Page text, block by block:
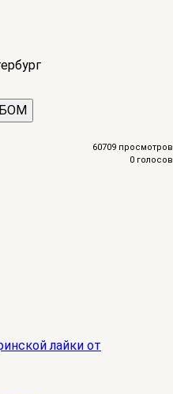
60709 просмотров
0 голосов
лайки от